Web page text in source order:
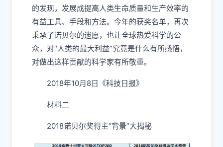
的发现，发展成提高人类生命质量和生产效率的
有益工具、手段和方法。今年的获奖名单，再次
秉承了诺贝尔的遗愿，也让全球热爱科学的公
众，对“人类的最大利益”究竟是什么有所感悟，
对做出这样贡献的科学家有所敬重。
2018年10月8日《科技日报》
材料二
2018诺贝尔奖得主“背景”大揭秘